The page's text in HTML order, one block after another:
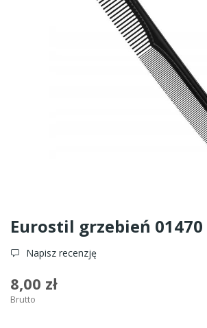
Eurostil grzebień 01470
Napisz recenzję
8,00 zł
Brutto